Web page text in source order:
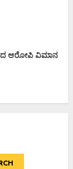
ಆರೋಪಿ ವಿಮಾನ